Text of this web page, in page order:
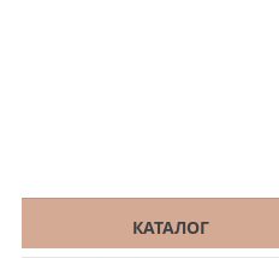
КАТАЛОГ